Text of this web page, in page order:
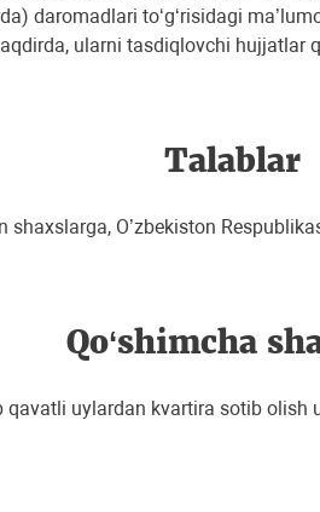
daromadlari to‘g‘risidagi
ularni tasdiqlovchi hujjatlar
Talablar
O’zbekiston
Qo‘shimcha
qavatli uylardan kvartira sotib